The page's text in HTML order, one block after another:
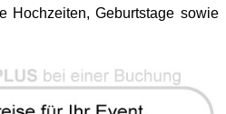
Hochzeiten, Geburtstage sowie